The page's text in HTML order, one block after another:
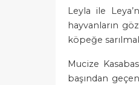
Leyla ile
hayvanların
köpeğe
Mucize
başından